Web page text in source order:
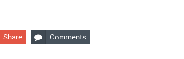
Share  Comments